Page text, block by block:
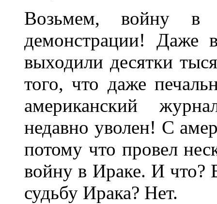
Возьмем, войну
демонстрации! Даже
выходили десятки
того, что даже
американский
недавно уволен! С
потому что провел
войну в Ираке. И что?
судьбу Ирака? Нет.